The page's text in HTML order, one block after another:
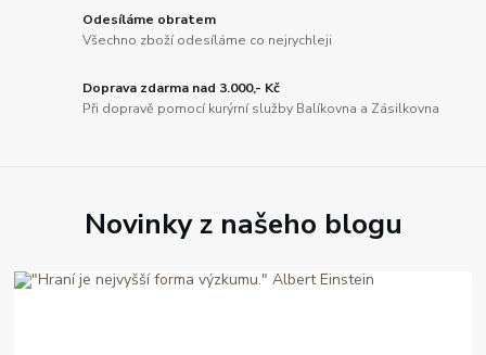
Odesíláme obratem
Všechno zboží odesíláme co nejrychleji
Doprava zdarma nad 3.000,- Kč
Při dopravě pomocí kurýrní služby Balíkovna a Zásilkovna
Novinky z našeho blogu